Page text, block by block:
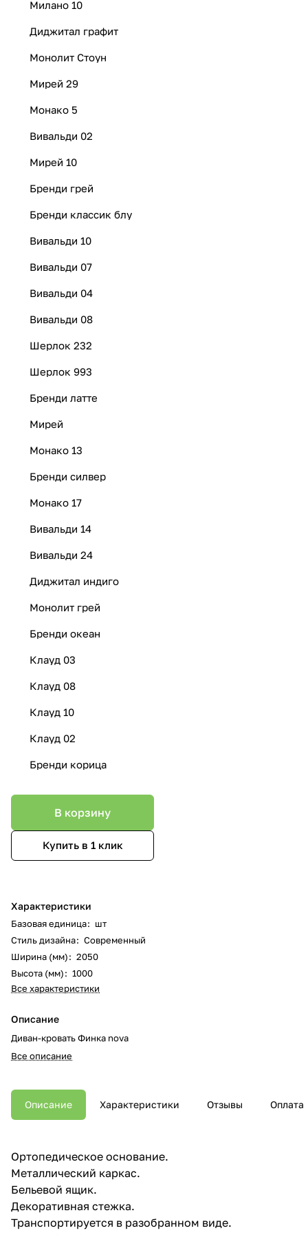
Милано 10
Диджитал графит
Монолит Стоун
Мирей 29
Монако 5
Вивальди 02
Мирей 10
Бренди грей
Бренди классик блу
Вивальди 10
Вивальди 07
Вивальди 04
Вивальди 08
Шерлок 232
Шерлок 993
Бренди латте
Мирей
Монако 13
Бренди силвер
Монако 17
Вивальди 14
Вивальди 24
Диджитал индиго
Монолит грей
Бренди океан
Клауд 03
Клауд 08
Клауд 10
Клауд 02
Бренди корица
В корзину
Купить в 1 клик
Характеристики
Базовая единица: шт
Стиль дизайна: Современный
Ширина (мм): 2050
Высота (мм): 1000
Все характеристики
Описание
Диван-кровать Финка nova
Все описание
Описание Характеристики Отзывы Оплата
Ортопедическое основание.
Металлический каркас.
Бельевой ящик.
Декоративная стежка.
Транспортируется в разобранном виде.